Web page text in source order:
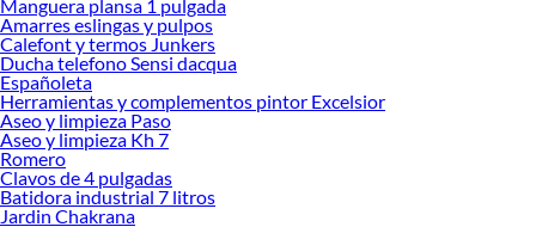
Manguera plansa 1 pulgada
Amarres eslingas y pulpos
Calefont y termos Junkers
Ducha telefono Sensi dacqua
Españoleta
Herramientas y complementos pintor Excelsior
Aseo y limpieza Paso
Aseo y limpieza Kh 7
Romero
Clavos de 4 pulgadas
Batidora industrial 7 litros
Jardin Chakrana